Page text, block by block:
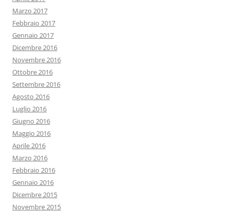
Marzo 2017
Febbraio 2017
Gennaio 2017
Dicembre 2016
Novembre 2016
Ottobre 2016
Settembre 2016
Agosto 2016
Luglio 2016
Giugno 2016
Maggio 2016
Aprile 2016
Marzo 2016
Febbraio 2016
Gennaio 2016
Dicembre 2015
Novembre 2015